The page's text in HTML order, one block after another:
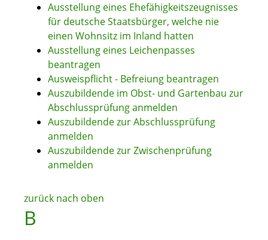
Ausstellung eines Ehefähigkeitszeugnisses
für deutsche Staatsbürger, welche nie
einen Wohnsitz im Inland hatten
Ausstellung eines Leichenpasses
beantragen
Ausweispflicht - Befreiung beantragen
Auszubildende im Obst- und Gartenbau zur
Abschlussprüfung anmelden
Auszubildende zur Abschlussprüfung
anmelden
Auszubildende zur Zwischenprüfung
anmelden
zurück nach oben
B